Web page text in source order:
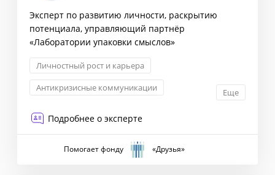
Эксперт по развитию личности, раскрытию
потенциала, управляющий партнёр
«Лаборатории упаковки смыслов»
Личностный рост и карьера
Антикризисные коммуникации
Корпоративные коммуникации
Еще
Подробнее о эксперте
Помогает фонду «Друзья»